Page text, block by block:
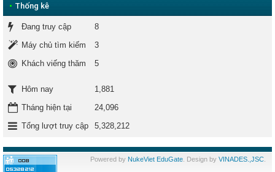
• Thống kê
Đang truy cập
8
Máy chủ tìm kiếm
3
Khách viếng thăm
5
Hôm nay
1,881
Tháng hiện tại
24,096
Tổng lượt truy cập
5,328,212
Powered by NukeViet EduGate. Design by VINADES.,JSC.